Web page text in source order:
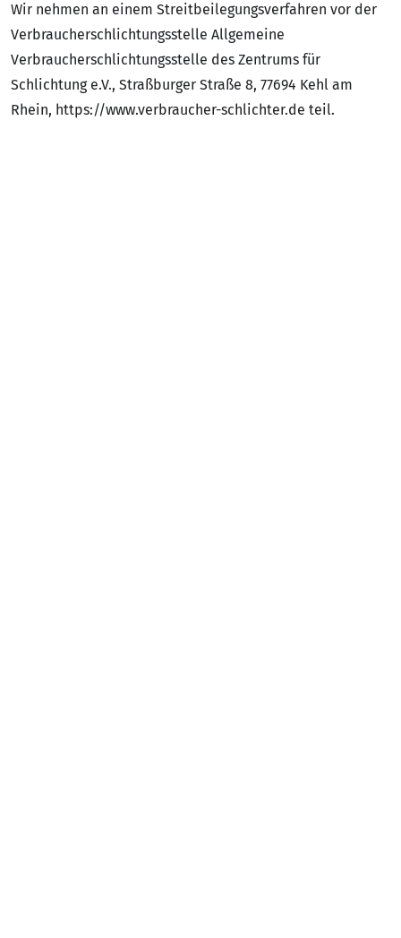
Wir nehmen an einem Streitbeilegungsverfahren vor der
Verbraucherschlichtungsstelle Allgemeine
Verbraucherschlichtungsstelle des Zentrums für
Schlichtung e.V., Straßburger Straße 8, 77694 Kehl am
Rhein, https://www.verbraucher-schlichter.de teil.